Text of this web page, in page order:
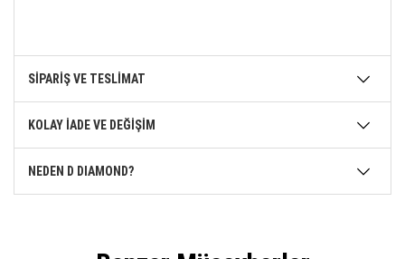
SİPARİŞ VE TESLİMAT
KOLAY İADE VE DEĞİŞİM
NEDEN D DIAMOND?